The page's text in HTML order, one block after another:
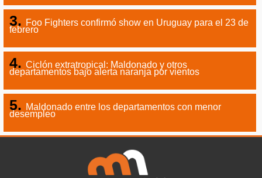
Foo Fighters confirmó show en Uruguay para el 23 de
febrero
Ciclón extratropical: Maldonado y otros
departamentos bajo alerta naranja por vientos
Maldonado entre los departamentos con menor
desempleo